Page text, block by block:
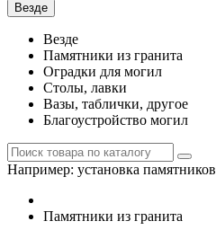
Везде
Везде
Памятники из гранита
Оградки для могил
Столы, лавки
Вазы, таблички, другое
Благоустройство могил
Например: установка памятников
Памятники из гранита